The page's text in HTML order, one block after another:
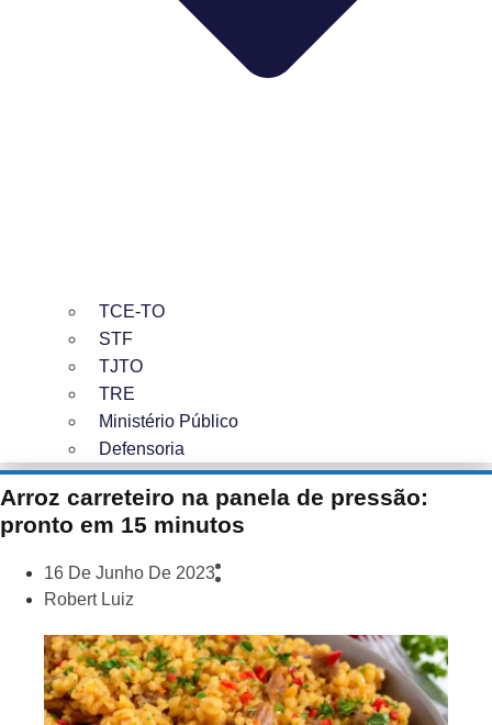
TCE-TO
STF
TJTO
TRE
Ministério Público
Defensoria
Arroz carreteiro na panela de pressão:
pronto em 15 minutos
16 De Junho De 2023
Robert Luiz